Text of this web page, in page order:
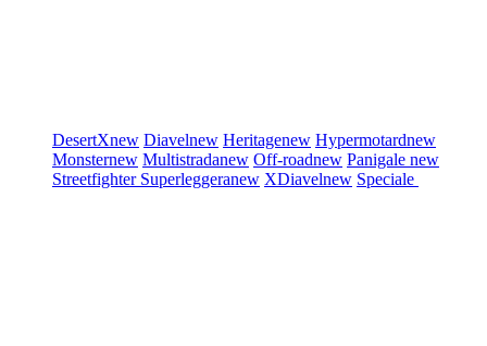
DesertXnew Diavelnew Heritagenew Hypermotardnew
Monsternew Multistradanew Off-roadnew Panigale new
Streetfighter Superleggeranew XDiavelnew Speciale